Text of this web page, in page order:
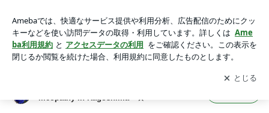
らない咳 | ホメオパシー鹿児島☆ Blue Rose ☆ Homeopa
thy in Kagoshima ☆
アプリをダウンロードして ブログの更新通知
を受け取りまし
ょう。
開く
meopathy in Kagoshima ☆